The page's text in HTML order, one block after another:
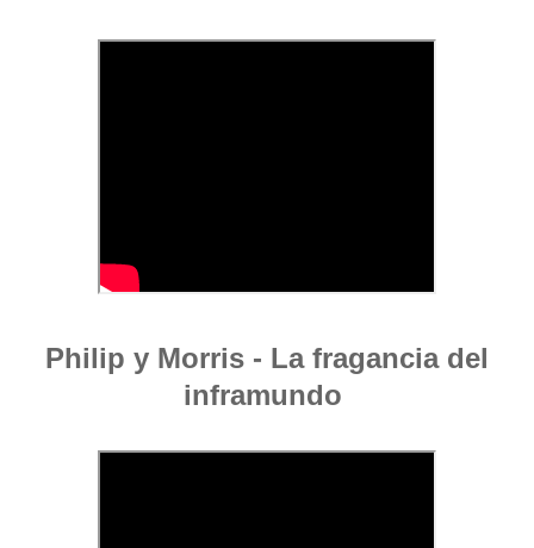
Philip y Morris - La fragancia del
inframundo